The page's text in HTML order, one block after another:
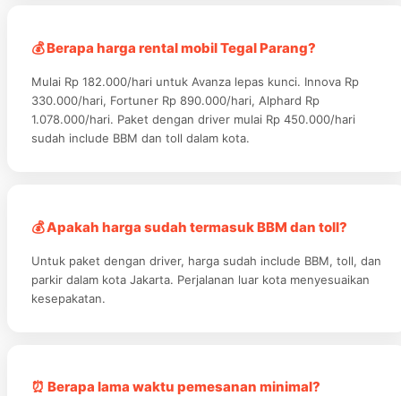
💰 Berapa harga rental mobil Tegal Parang?
Mulai Rp 182.000/hari untuk Avanza lepas kunci. Innova Rp
330.000/hari, Fortuner Rp 890.000/hari, Alphard Rp
1.078.000/hari. Paket dengan driver mulai Rp 450.000/hari
sudah include BBM dan toll dalam kota.
💰 Apakah harga sudah termasuk BBM dan toll?
Untuk paket dengan driver, harga sudah include BBM, toll, dan
parkir dalam kota Jakarta. Perjalanan luar kota menyesuaikan
kesepakatan.
⏰ Berapa lama waktu pemesanan minimal?